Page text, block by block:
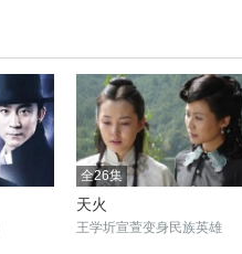
全26集
天火
王学圻宣萱变身民族英雄